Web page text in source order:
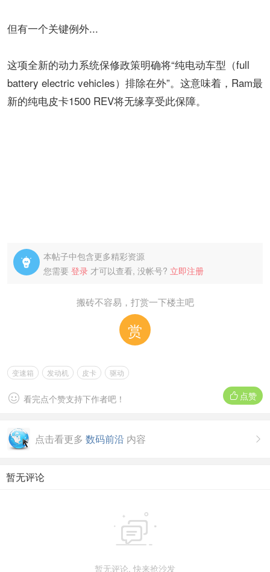
​​但有一个关键例外...​​
这项全新的动力系统保修政策​​明确将“纯电动车型（full
battery electric vehicles）排除在外​​”。这意味着，​​Ram最
新的纯电皮卡1500 REV将无缘享受此保障​​。

本帖子中包含更多精彩资源
您需要 登录 才可以查看, 没帐号? 立即注册
搬砖不容易，打赏一下楼主吧
赏
变速箱 发动机 皮卡 驱动
 点赞
 看完点个赞支持下作者吧！

点击看更多 数码前沿 内容
暂无评论

暂无评论, 快来抢沙发